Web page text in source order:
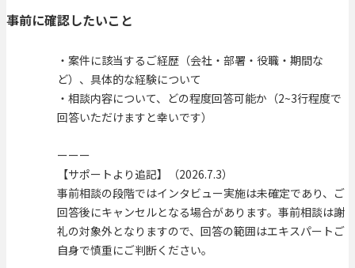
事前に確認したいこと
・案件に該当するご経歴（会社・部署・役職・期間な
ど）、具体的な経験について
・相談内容について、どの程度回答可能か（2~3行程度で
回答いただけますと幸いです）
ーーー
【サポートより追記】（2026.7.3）
事前相談の段階ではインタビュー実施は未確定であり、ご
回答後にキャンセルとなる場合があります。事前相談は謝
礼の対象外となりますので、回答の範囲はエキスパートご
自身で慎重にご判断ください。